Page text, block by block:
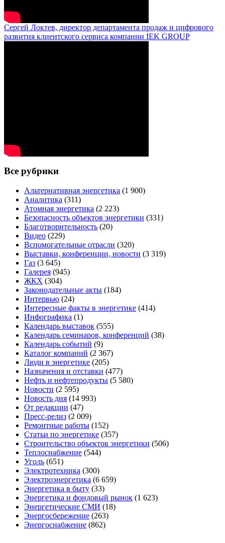
Сергей Локтев, директор департамента продаж и цифрового
развития клиентского сервиса компании IEK GROUP
Все рубрики
Альтернативная энергетика (1 900)
Аналитика (311)
Атомная энергетика (2 223)
Безопасность объектов энергетики (331)
Благотворительность (20)
Видео (229)
Вспомогательные отрасли (320)
Выставки, конференции, новости (3 319)
Газ (3 645)
Галерея (945)
ЖКХ (304)
Законодательные акты (184)
Интервью (24)
Интересные факты в энергетике (414)
Инфографика (1)
Календарь выставок (555)
Календарь семинаров, конференций (38)
Календарь событий (9)
Каталог компаний (2 367)
Люди в энергетике (205)
Назначения и отставки (477)
Нефть и нефтепродукты (5 580)
Новости (2 595)
Новость дня (14 993)
От редакции (47)
Пресс-релиз (2 009)
Ремонтные работы (152)
Статьи по энергетике (357)
Строительство объектов энергетики (506)
Теплоснабжение (544)
Уголь (651)
Электротехника (300)
Электроэнергетика (6 659)
Энергетика в быту (33)
Энергетика и фондовый рынок (1 623)
Энергетические СМИ (18)
Энергосбережение (263)
Энергоснабжение (862)